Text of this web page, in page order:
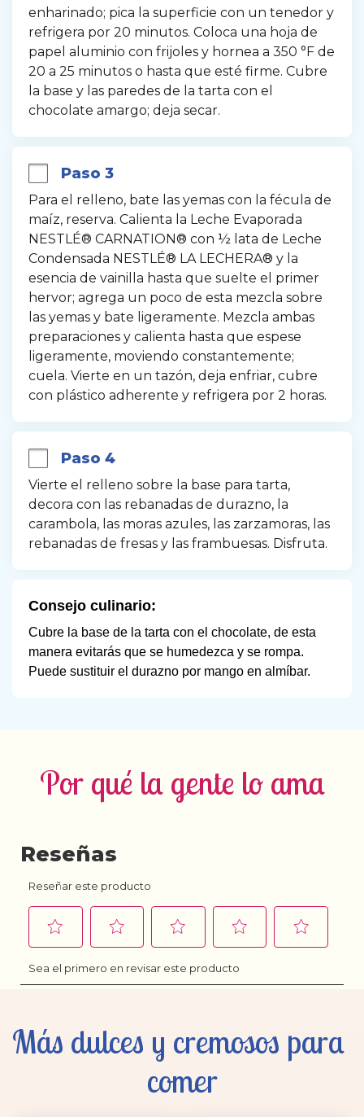
enharinado; pica la superficie con un tenedor y
refrigera por 20 minutos. Coloca una hoja de
papel aluminio con frijoles y hornea a 350 °F de
20 a 25 minutos o hasta que esté firme. Cubre
la base y las paredes de la tarta con el
chocolate amargo; deja secar.
Paso 3
Para el relleno, bate las yemas con la fécula de
maíz, reserva. Calienta la Leche Evaporada
NESTLÉ® CARNATION® con ½ lata de Leche
Condensada NESTLÉ® LA LECHERA® y la
esencia de vainilla hasta que suelte el primer
hervor; agrega un poco de esta mezcla sobre
las yemas y bate ligeramente. Mezcla ambas
preparaciones y calienta hasta que espese
ligeramente, moviendo constantemente;
cuela. Vierte en un tazón, deja enfriar, cubre
con plástico adherente y refrigera por 2 horas.
Paso 4
Vierte el relleno sobre la base para tarta,
decora con las rebanadas de durazno, la
carambola, las moras azules, las zarzamoras, las
rebanadas de fresas y las frambuesas. Disfruta.
Consejo culinario:
Cubre la base de la tarta con el chocolate, de esta
manera evitarás que se humedezca y se rompa.
Puede sustituir el durazno por mango en almíbar.
Por qué la gente lo ama
Más dulces y cremosos para
comer